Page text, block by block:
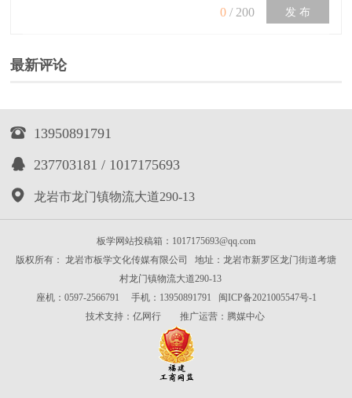
发 布
0/ 200
最新评论
 13950891791
 237703181 / 1017175693
 龙岩市龙门镇物流大道290-13
板学网站投稿箱：1017175693@qq.com
版权所有： 龙岩市板学文化传媒有限公司 地址：龙岩市新罗区龙门街道考塘
村龙门镇物流大道290-13
座机：0597-2566791 手机：13950891791
闽ICP备2021005547号-1
技术支持： 亿网行推广运营： 腾媒中心